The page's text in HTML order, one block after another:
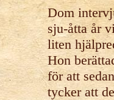
Dom
sju-åtta år
liten
Hon
för att
tycker att